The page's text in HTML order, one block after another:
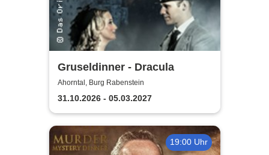
Gruseldinner - Dracula
Ahorntal, Burg Rabenstein
31.10.2026 - 05.03.2027
19:00 Uhr